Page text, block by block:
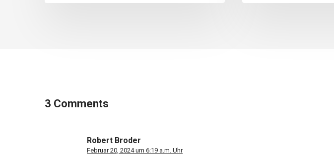
3 Comments
Robert Broder
Februar 20, 2024 um 6:19 a.m. Uhr